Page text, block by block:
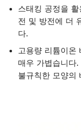
스태킹 공정을
전 및 방전에 더
다.
고용량 리튬이온
매우 가볍습니다
불규칙한 모양의